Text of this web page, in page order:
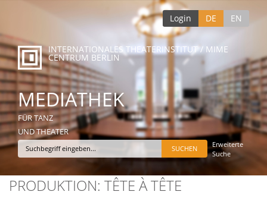
Login DE EN
INTERNATIONALES THEATERINSTITUT / MIME
CENTRUM BERLIN
MEDIATHEK
FÜR TANZ
UND THEATER
Erweiterte
Suche
PRODUKTION: TÊTE À TÊTE